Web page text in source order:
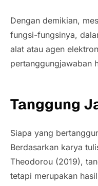
Dengan demikian,
fungsi-fungsinya,
alat atau agen
pertanggungjawaban
Tanggung
Siapa yang
Berdasarkan karya
Theodorou (2019),
tetapi merupakan